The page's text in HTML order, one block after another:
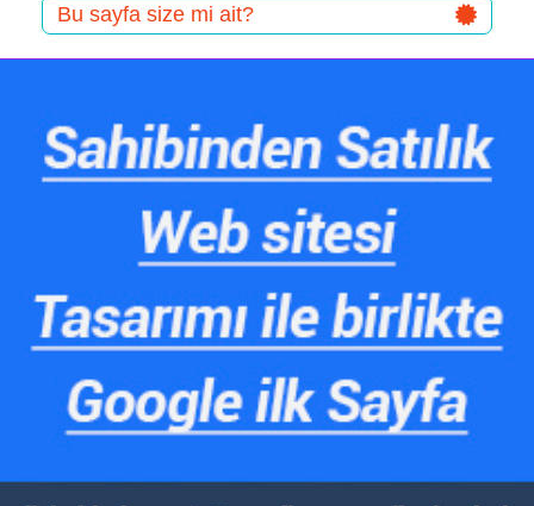
Bu sayfa size mi ait?